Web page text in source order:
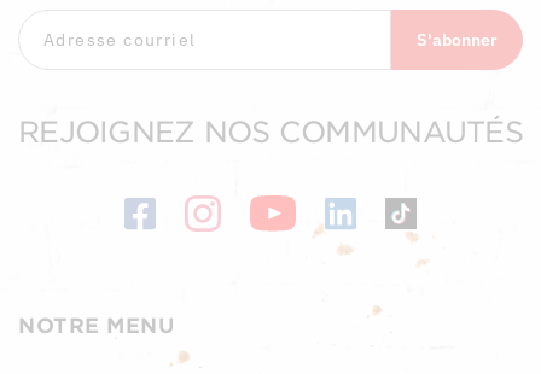
NOTRE MENU
S'abonner
REJOIGNEZ NOS COMMUNAUTÉS